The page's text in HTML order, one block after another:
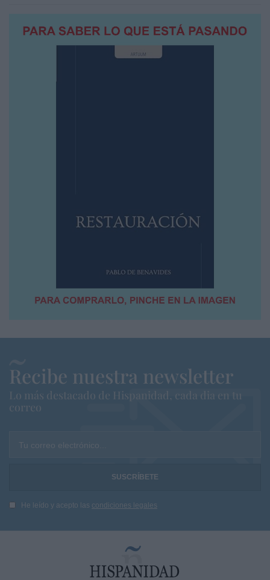
Recibe nuestra newsletter
Lo más destacado de Hispanidad, cada dia en tu
correo
Tu correo electrónico...
He leído y acepto las condiciones legales